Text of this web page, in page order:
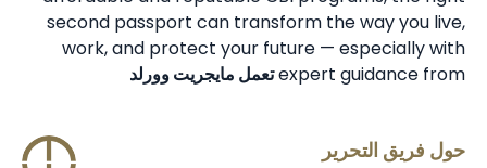
second passport can transform the way you live,
work, and protect your future — especially with
expert guidance fromتعمل مايجريت وورلد
حول فريق التحرير